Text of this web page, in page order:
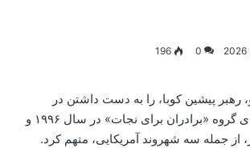
0
196
رهبر پیشین کوبا، را به دست داشتن در
سرنگونی دو هواپیمای گروه «برادران برای نجات» در سال ۱۹۹۶ و
از جمله سه شهروند آمریکایی، متهم کرد.